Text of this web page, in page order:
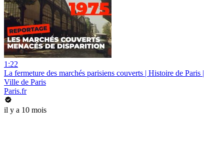
1:22
La fermeture des marchés parisiens couverts | Histoire de Paris |
Ville de Paris
Paris.fr
il y a 10 mois